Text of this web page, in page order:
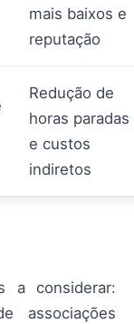
mais baixos e
reputação
Redução de
horas paradas
e custos
indiretos
a considerar:
associações